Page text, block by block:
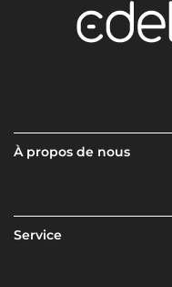
À propos de nous
Service